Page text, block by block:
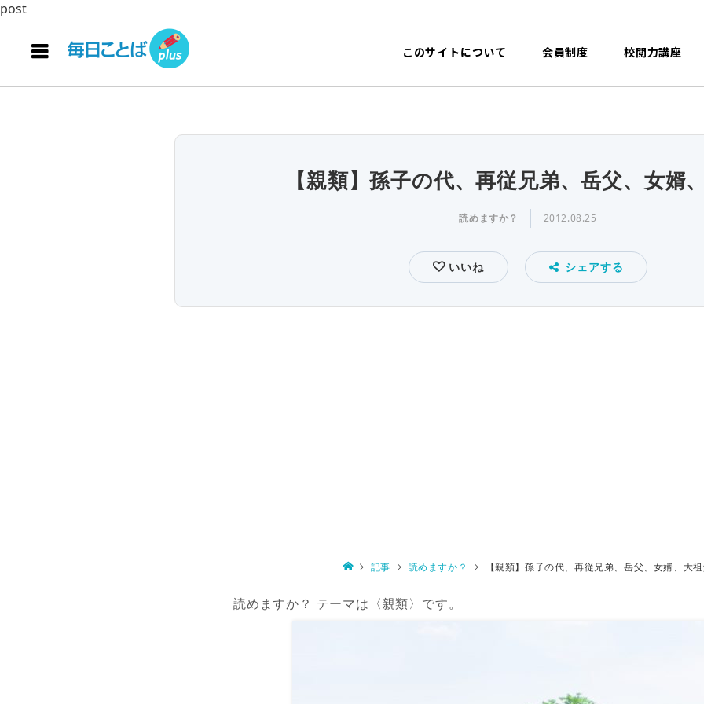
post
このサイトについて 会員制度 校閲力講座
【親類】孫子の代、再従兄弟、岳父、女婿
読めますか？ 2012.08.25
いいね シェアする
記事 読めますか？ 【親類】孫子の代、再従兄弟、岳父、女婿、大
読めますか？ テーマは〈親類〉です。